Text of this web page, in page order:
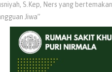
S.Kep, Ners yang
Jiwa”